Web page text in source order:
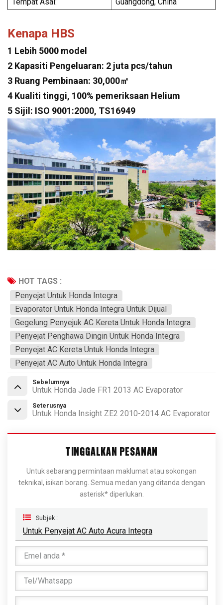
Kenapa HBS
1 Lebih 5000 model
2 Kapasiti Pengeluaran: 2 juta pcs/tahun
3 Ruang Pembinaan: 30,000㎡
4 Kualiti tinggi, 100% pemeriksaan Helium
5 Sijil: ISO 9001:2000, TS16949
HOT TAGS :
Penyejat Untuk Honda Integra
Evaporator Untuk Honda Integra Untuk Dijual
Gegelung Penyejuk AC Kereta Untuk Honda Integra
Penyejat Penghawa Dingin Untuk Honda Integra
Penyejat AC Kereta Untuk Honda Integra
Penyejat AC Auto Untuk Honda Integra
Sebelumnya
Untuk Honda Jade FR1 2013 AC Evaporator
Seterusnya
Untuk Honda Insight ZE2 2010-2014 AC Evaporator
TINGGALKAN PESANAN
Untuk sebarang permintaan maklumat atau sokongan
teknikal, isikan borang. Semua medan yang ditanda dengan
asterisk* diperlukan.
Subjek :
Untuk Penyejat AC Auto Acura Integra